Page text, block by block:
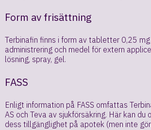
Form av frisättning
Terbinafin finns i form av tabletter 0,25
administrering och medel för extern
lösning, spray, gel.
FASS
Enligt information på FASS omfattas
AS och Teva av sjukförsäkring. Här kan du
dess tillgänglighet på apotek (men inte